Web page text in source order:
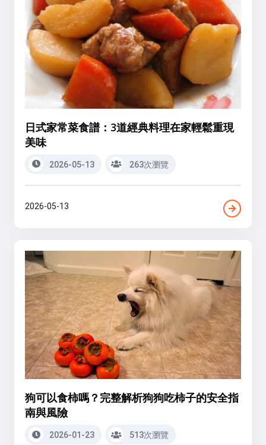
日式家常菜食譜：3道經典料理在家輕鬆重現
美味
2026-05-13 263次瀏覽
2026-05-13
狗可以食柿嗎？完整解析狗狗吃柿子的安全指
南與風險
2026-01-23 513次瀏覽